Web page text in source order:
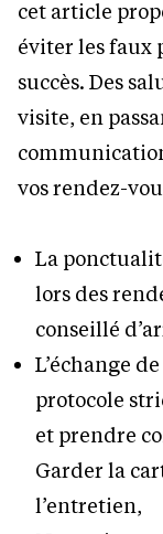
cet article
éviter les faux
succès. Des
visite, en
vos rendez-
La
lors des
conseillé
L’échange
protocole
et prendre
Garder la
l’entretien,